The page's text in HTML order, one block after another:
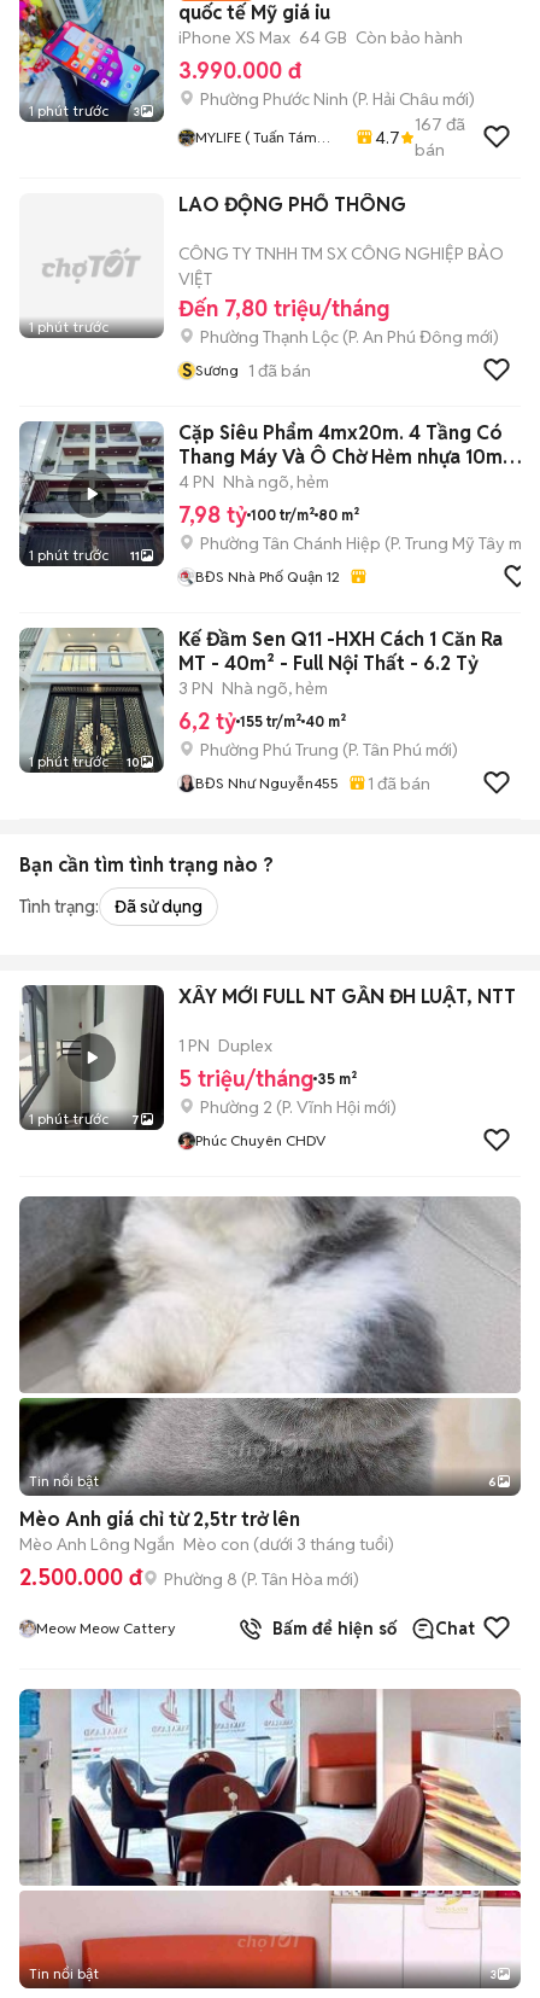
1 phút trước 3
quốc tế Mỹ giá iu
iPhone XS Max 64 GB Còn bảo hành
3.990.000 đ
Phường Phước Ninh (P. Hải Châu mới)
MYLIFE ( Tuấn Tám
MTB, Nokia, Mobiado,
4.7
167 đã
bán
1 phút trước
LAO ĐỘNG PHỔ THÔNG
CÔNG TY TNHH TM SX CÔNG NGHIỆP BẢO
VIỆT
Đến 7,80 triệu/tháng
Phường Thạnh Lộc (P. An Phú Đông mới)
S Sương 1 đã bán
1 phút trước 11
Cặp Siêu Phẩm 4mx20m. 4 Tầng Có
Thang Máy Và Ô Chờ Hẻm nhựa 10m
TCH 10
4 PN Nhà ngõ, hẻm
7,98 tỷ 100 tr/m² 80 m²
Phường Tân Chánh Hiệp (P. Trung Mỹ Tây mới)
BĐS Nhà Phố Quận 12
1 phút trước 10
Kế Đầm Sen Q11 -HXH Cách 1 Căn Ra
MT - 40m² - Full Nội Thất - 6.2 Tỷ
3 PN Nhà ngõ, hẻm
6,2 tỷ 155 tr/m² 40 m²
Phường Phú Trung (P. Tân Phú mới)
BĐS Như Nguyễn455 1 đã bán
Bạn cần tìm tình trạng nào ?
Tình trạng: Đã sử dụng
1 phút trước 7
XÂY MỚI FULL NT GẦN ĐH LUẬT, NTT
1 PN Duplex
5 triệu/tháng 35 m²
Phường 2 (P. Vĩnh Hội mới)
Phúc Chuyên CHDV
+2
Tin nổi bật 6
Mèo Anh giá chỉ từ 2,5tr trở lên
Mèo Anh Lông Ngắn Mèo con (dưới 3 tháng tuổi)
2.500.000 đ Phường 8 (P. Tân Hòa mới)
Meow Meow Cattery Bấm để hiện số Chat
Tin nổi bật 3